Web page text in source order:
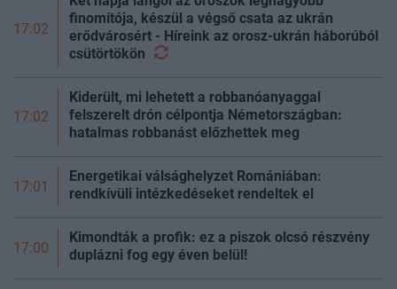
17:02
finomítója, készül a végső csata az ukrán
erődvárosért - Híreink az orosz-ukrán háborúból
csütörtökön
17:02
Kiderült, mi lehetett a robbanóanyaggal
felszerelt drón célpontja Németországban:
hatalmas robbanást előzhettek meg
17:01
Energetikai válsághelyzet Romániában:
rendkívüli intézkedéseket rendeltek el
17:00
Kimondták a profik: ez a piszok olcsó részvény
duplázni fog egy éven belül!